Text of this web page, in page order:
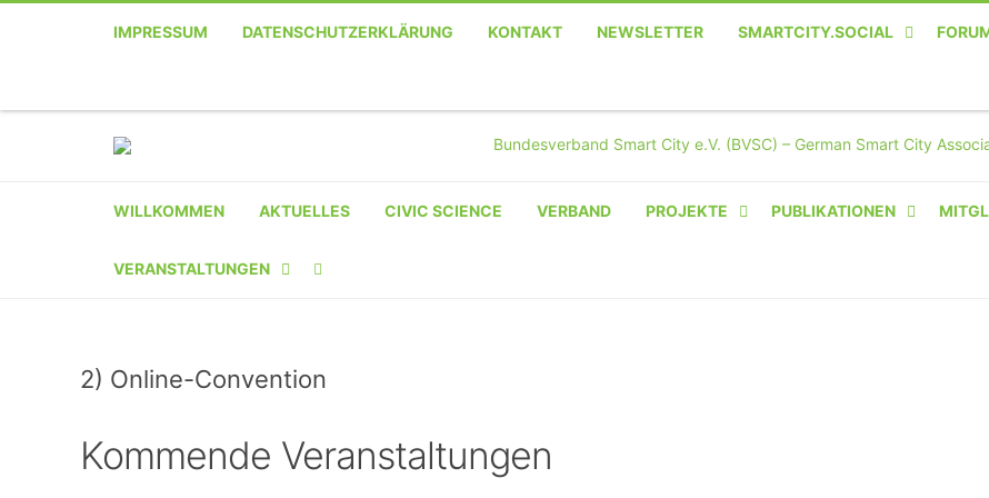
IMPRESSUM DATENSCHUTZERKLÄRUNG KONTAKT NEWSLETTER SMARTCITY.SOCIAL
WILLKOMMEN AKTUELLES CIVIC SCIENCE VERBAND PROJEKTE PUBLIKATIONEN
VERANSTALTUNGEN
VERANSTALTER-
VERANSTALTUNG
2) Online-Convention
Kommende Veranstaltungen